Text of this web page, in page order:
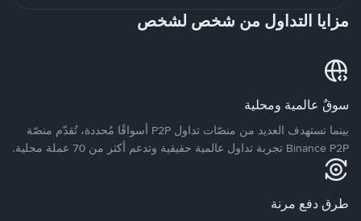
مزايا التداول من شخص لشخص
سوقٌ عالمية ومحلية
بينما تستهدف العديد من منصّات تداول P2P أسواقًا مُحددة، تُقدّم منصّة
Binance P2P تجربة تداول عالمية حقيقية وتدعم أكثر من 70 عملة محلية.
طرق دفع مرنة